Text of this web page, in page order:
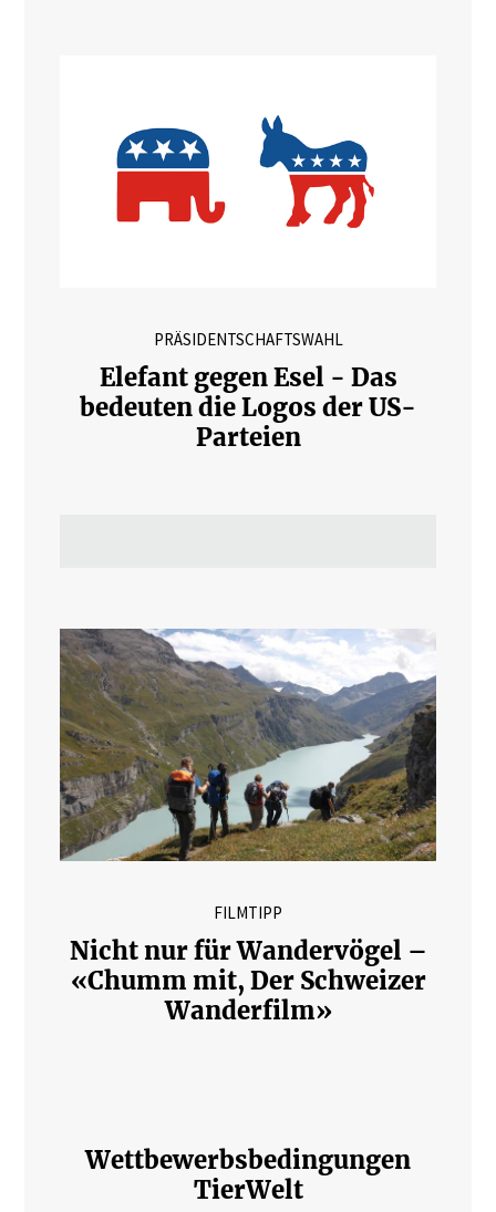
PRÄSIDENTSCHAFTSWAHL
Elefant gegen Esel - Das
bedeuten die Logos der US-
Parteien
FILMTIPP
Nicht nur für Wandervögel –
«Chumm mit, Der Schweizer
Wanderfilm»
Wettbewerbsbedingungen
TierWelt